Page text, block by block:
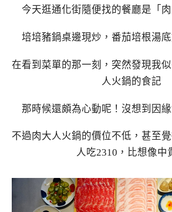
今天逛通化街隨便找的餐廳是「肉
培培豬鍋桌邊現炒，番茄培根湯
在看到菜單的那一刻，突然發現我
人火鍋的食記
那時候還頗為心動呢！沒想到因
不過肉大人火鍋的價位不低，甚至
人吃2310，比想像中